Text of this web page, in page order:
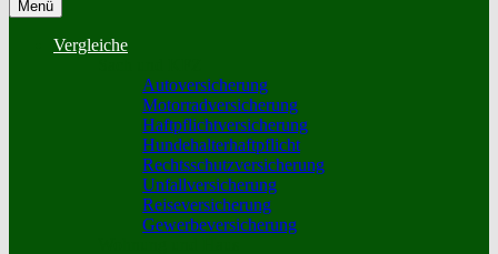
Menü
Vergleiche
Autoversicherung
Motorradversicherung
Haftpflichtversicherung
Hundehalterhaftpflicht
Rechtsschutzversicherung
Unfallversicherung
Reiseversicherung
Gewerbeversicherung